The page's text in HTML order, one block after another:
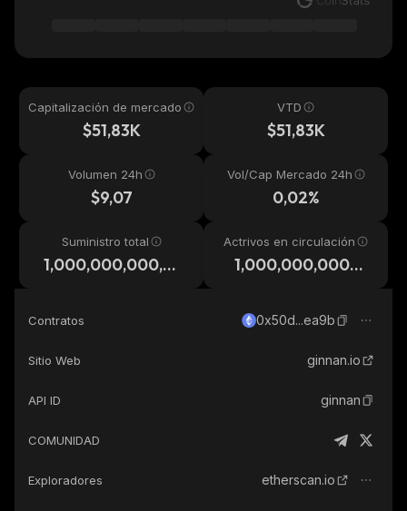
Capitalización de mercado
$51,83K
VTD
$51,83K
Volumen 24h
$9,07
Vol/Cap Mercado 24h
0,02%
Suministro total
1,000,000,000,0
Actrivos en circulación
1,000,000,000,0
Contratos 0x50d...ea9b
Sitio Web ginnan.io
API ID ginnan
COMUNIDAD
Exploradores etherscan.io